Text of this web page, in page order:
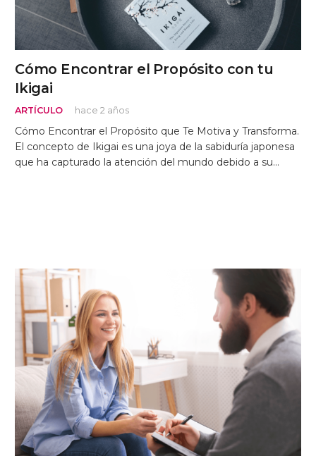
Cómo Encontrar el Propósito con tu
Ikigai
ARTÍCULO hace 2 años
Cómo Encontrar el Propósito que Te Motiva y Transforma.
El concepto de Ikigai es una joya de la sabiduría japonesa
que ha capturado la atención del mundo debido a su…